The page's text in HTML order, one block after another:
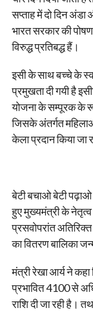
सप्ताह में दो दिन अंडा
भारत सरकार की
विरुद्ध प्रतिबद्ध हैं।
इसी के साथ बच्चे के
प्रमुखता दी गयी है
योजना के सम्पूरक के
जिसके अंतर्गत
केला प्रदान किया जा
बेटी बचाओ बेटी पढ़ाओ
हुए मुख्यमंत्री के नेतृत्व
प्रसवोपरांत
का वितरण बालिका
मंत्री रेखा आर्य ने
प्रभावित 4100 से
राशि दी जा रही है।